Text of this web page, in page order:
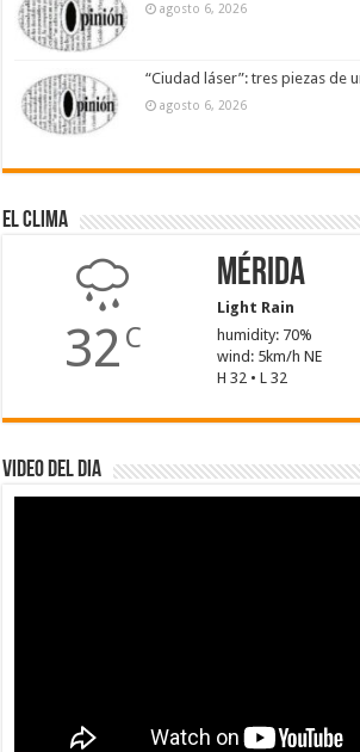
agosto 6, 2026
“Ciudad láser”: tres piezas de
agosto 6, 2026
El Clima
32 C
Mérida
Light Rain
humidity: 70%
wind: 5km/h NE
H 32 • L 32
Video del dia